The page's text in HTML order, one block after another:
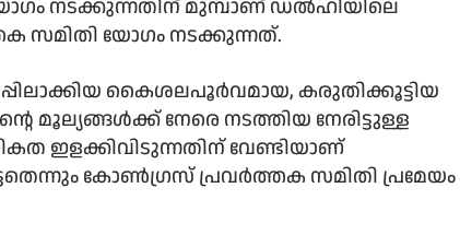
നടക്കുന്നതിന് മുമ്പാണ് ഡല്‍ഹിയിലെ
യോഗം നടക്കുന്നത്.
കൈശലപൂര്‍വമായ, കരുതിക്കൂട്ടിയ
മൂല്യങ്ങള്‍ക്ക് നേരെ നടത്തിയ നേരിട്ടുള്ള
ഇളക്കിവിടുന്നതിന് വേണ്ടിയാണ്
കോണ്‍ഗ്രസ് പ്രവര്‍ത്തക സമിതി പ്രമേയം